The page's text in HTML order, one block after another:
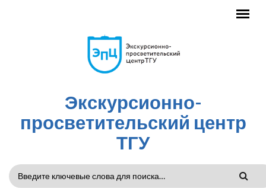
Экскурсионно-
просветительский центр
ТГУ